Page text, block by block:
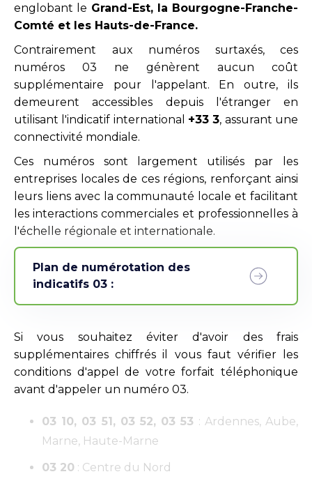
englobant le Grand-Est, la Bourgogne-Franche-
Comté et les Hauts-de-France.
Contrairement aux numéros surtaxés, ces
numéros 03 ne génèrent aucun coût
supplémentaire pour l'appelant. En outre, ils
demeurent accessibles depuis l'étranger en
utilisant l'indicatif international +33 3, assurant une
connectivité mondiale.
Ces numéros sont largement utilisés par les
entreprises locales de ces régions, renforçant ainsi
leurs liens avec la communauté locale et facilitant
les interactions commerciales et professionnelles à
l'échelle régionale et internationale.
Plan de numérotation des
indicatifs 03 :
Si vous souhaitez éviter d'avoir des frais
supplémentaires chiffrés il vous faut vérifier les
conditions d'appel de votre forfait téléphonique
avant d'appeler un numéro 03.
03 10, 03 51, 03 52, 03 53 : Ardennes, Aube,
Marne, Haute-Marne
03 20 : Centre du Nord